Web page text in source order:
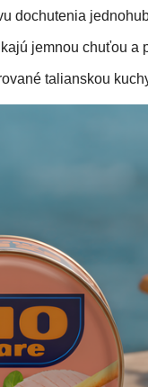
dochutenia
jemnou chuťou a
talianskou